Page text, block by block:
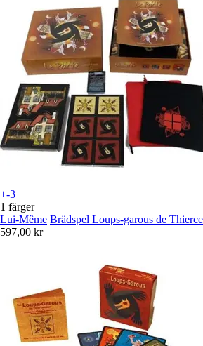
+-3
1 färger
Lui-Même Brädspel Loups-garous de
597,00 kr